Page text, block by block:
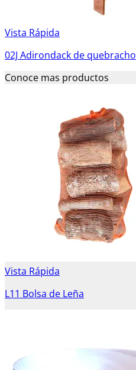
Vista Rápida
02J Adirondack de quebracho
Conoce mas productos
Vista Rápida
L11 Bolsa de Leña